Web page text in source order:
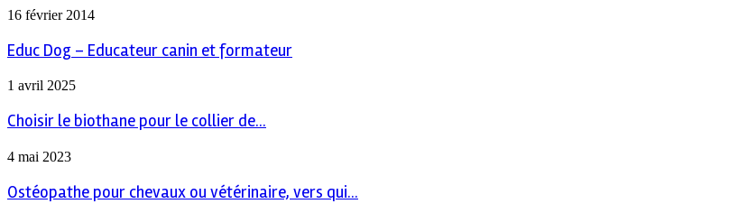
16 février 2014
Educ Dog – Educateur canin et formateur
1 avril 2025
Choisir le biothane pour le collier de...
4 mai 2023
Ostéopathe pour chevaux ou vétérinaire, vers qui...